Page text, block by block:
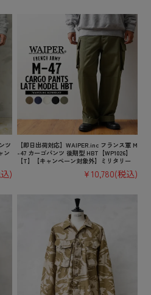
ツ
ン
)
【即日出荷対応】WAIPER.inc フランス軍 M
-47 カーゴパンツ 後期型 HBT【WP1026】
【T】【キャンペーン対象外】ミリタリー
¥10,780(税込)